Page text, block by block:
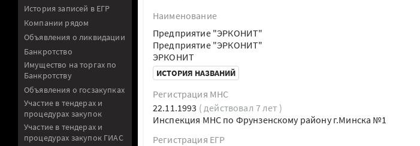
История записей в ЕГР
Компании рядом
Объявления о ликвидации
Банкротство
Имущество на торгах по
Банкротству
Объявления о госзакупках
Участие в тендерах и
процедурах закупок
Участие в тендерах и
процедурах закупок ГИАС
Наименование
Предприятие "ЭРКОНИТ"
Предприятие "ЭРКОНИТ"
ЭРКОНИТ
ИСТОРИЯ НАЗВАНИЙ
Регистрация МНС
22.11.1993 ( действовал 7 лет )
Инспекция МНС по Фрунзенскому району г.Минска №1
Регистрация ЕГР